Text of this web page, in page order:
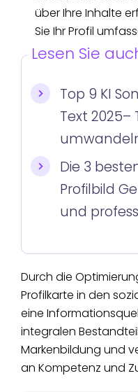
über Ihre Inhalte
Sie Ihr Profil
Lesen Sie
Top 9 KI
Text 2025–
Die 3
Profilbild
und
Durch die
Profilkarte in den
eine
integralen
Markenbildung und
an Kompetenz und